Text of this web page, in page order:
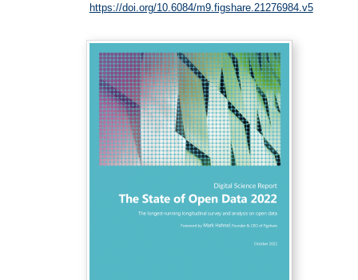
https://doi.org/10.6084/m9.figshare.21276984.v5